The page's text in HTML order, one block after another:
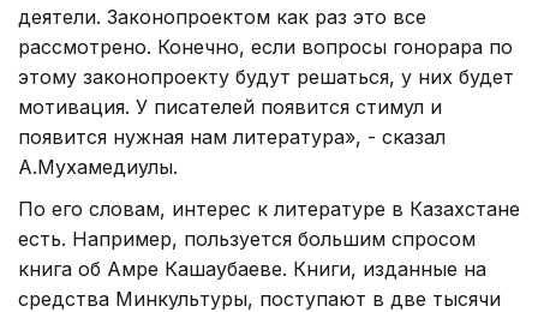
деятели. Законопроектом как раз это все
рассмотрено. Конечно, если вопросы гонорара по
этому законопроекту будут решаться, у них будет
мотивация. У писателей появится стимул и
появится нужная нам литература», - сказал
А.Мухамедиулы.
По его словам, интерес к литературе в Казахстане
есть. Например, пользуется большим спросом
книга об Амре Кашаубаеве. Книги, изданные на
средства Минкультуры, поступают в две тысячи